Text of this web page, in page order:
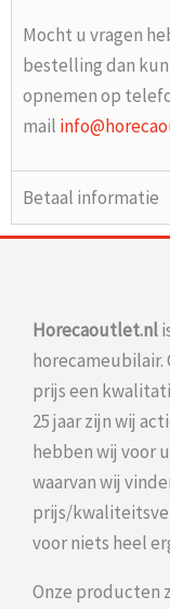
Mocht u vragen
bestelling dan
opnemen op
mail
Betaal informatie
Horecaoutlet.nl
horecameubilair.
prijs een
25 jaar zijn wij
hebben wij voor
waarvan wij
prijs/
voor niets heel
Onze producten